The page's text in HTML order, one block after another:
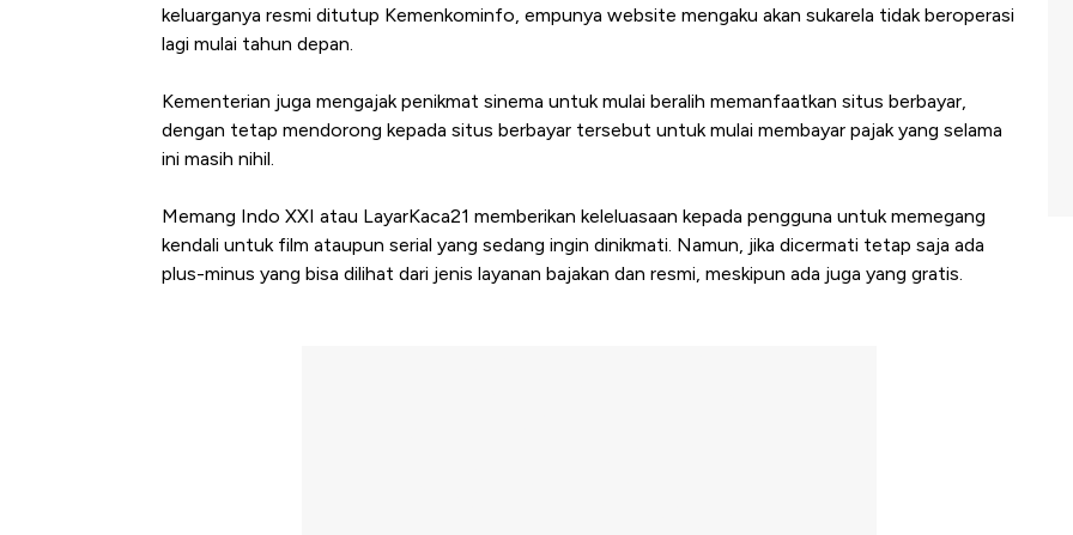
keluarganya resmi ditutup Kemenkominfo, empunya website mengaku akan sukarela tidak beroperasi
lagi mulai tahun depan.
Kementerian juga mengajak penikmat sinema untuk mulai beralih memanfaatkan situs berbayar,
dengan tetap mendorong kepada situs berbayar tersebut untuk mulai membayar pajak yang selama
ini masih nihil.
Memang Indo XXI atau LayarKaca21 memberikan keleluasaan kepada pengguna untuk memegang
kendali untuk film ataupun serial yang sedang ingin dinikmati. Namun, jika dicermati tetap saja ada
plus-minus yang bisa dilihat dari jenis layanan bajakan dan resmi, meskipun ada juga yang gratis.